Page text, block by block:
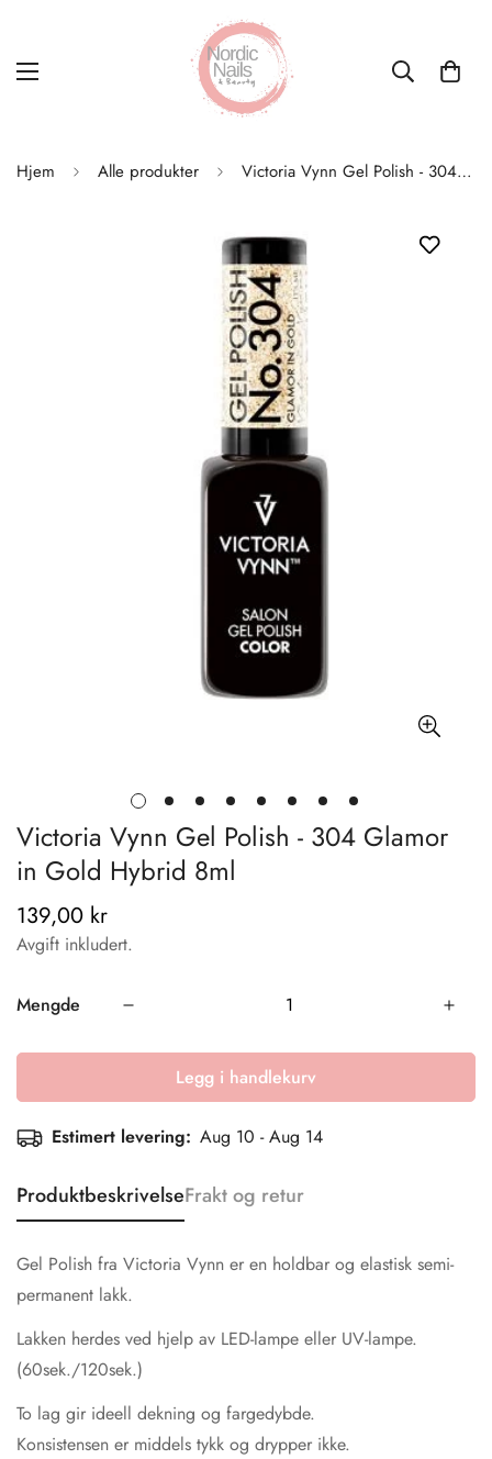
Hjem Alle produkter Victoria Vynn Gel Polish - 304 Glamor in Gold Hybrid 8ml
Victoria Vynn Gel Polish - 304 Glamor
in Gold Hybrid 8ml
Vanlig
pris
139,00 kr
Avgift inkludert.
Mengde
Legg i handlekurv
Estimert levering: Aug 10 - Aug 14
ProduktbeskrivelseFrakt og retur
Gel Polish fra Victoria Vynn er en holdbar og elastisk semi-
permanent lakk.
Lakken herdes ved hjelp av LED-lampe eller UV-lampe.
(60sek./120sek.)
To lag gir ideell dekning og fargedybde.
Konsistensen er middels tykk og drypper ikke.